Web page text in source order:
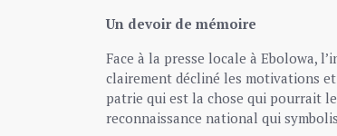
Un devoir de mémoire
Face à la presse locale à Ebolowa,
clairement décliné les motivations
patrie qui est la chose qui pourrait
reconnaissance national qui